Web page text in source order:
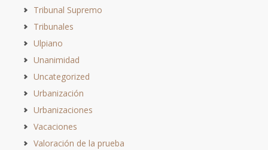
Tribunal Supremo
Tribunales
Ulpiano
Unanimidad
Uncategorized
Urbanización
Urbanizaciones
Vacaciones
Valoración de la prueba